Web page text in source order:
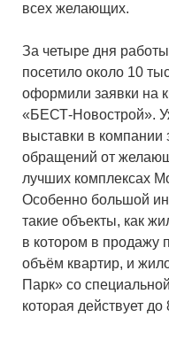
всех желающих.
За четыре дня
посетило около 10
оформили заявки на
«БЕСТ-Новострой».
выставки в компании
обращений от
лучших комплексах
Особенно большой
такие объекты, как
в котором в продажу
объём квартир, и
Парк» со
которая действует